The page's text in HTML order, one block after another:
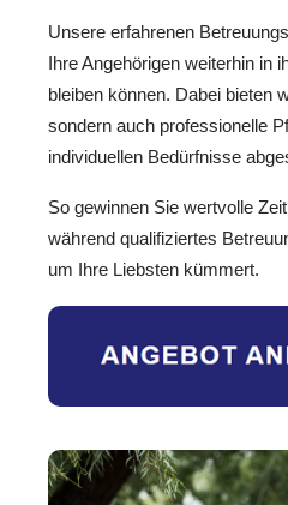
Unsere erfahrenen
Ihre Angehörigen weiterhin in
bleiben können. Dabei bieten
sondern auch professionelle
individuellen Bedürfnisse
So gewinnen Sie wertvolle
während qualifiziertes
um Ihre Liebsten kümmert.